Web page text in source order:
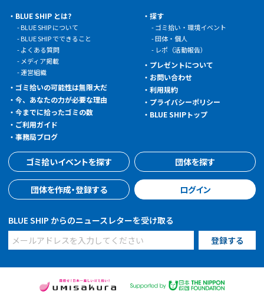
BLUE SHIP とは?
BLUE SHIP について
BLUE SHIP でできること
よくある質問
メディア掲載
運営組織
ゴミ拾いの可能性は無限大だ
今、あなたの力が必要な理由
今までに拾ったゴミの数
ご利用ガイド
事務局ブログ
探す
ゴミ拾い・環境イベント
団体・個人
レポ（活動報告）
プレゼントについて
お問い合わせ
利用規約
プライバシーポリシー
BLUE SHIPトップ
ゴミ拾いイベントを探す 団体を探す
団体を作成・登録する ログイン
BLUE SHIP からのニュースレターを受け取る